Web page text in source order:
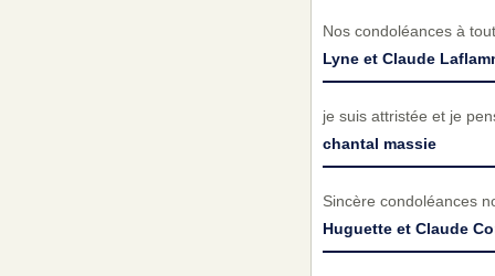
Nos condoléances à
Lyne et Claude
je suis attristée et je
chantal massie
Sincère condoléances
Huguette et Claude